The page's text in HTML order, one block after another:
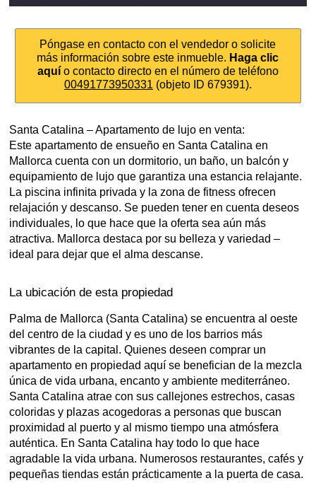
Póngase en contacto con el vendedor o solicite
más información sobre este inmueble. Haga clic
aquío contacto directo en el número de teléfono
00491773950331 (objeto ID 679391).
Santa Catalina – Apartamento de lujo en venta:
Este apartamento de ensueño en Santa Catalina en
Mallorca cuenta con un dormitorio, un baño, un balcón y
equipamiento de lujo que garantiza una estancia relajante.
La piscina infinita privada y la zona de fitness ofrecen
relajación y descanso. Se pueden tener en cuenta deseos
individuales, lo que hace que la oferta sea aún más
atractiva. Mallorca destaca por su belleza y variedad –
ideal para dejar que el alma descanse.
La ubicación de esta propiedad
Palma de Mallorca (Santa Catalina) se encuentra al oeste
del centro de la ciudad y es uno de los barrios más
vibrantes de la capital. Quienes deseen comprar un
apartamento en propiedad aquí se benefician de la mezcla
única de vida urbana, encanto y ambiente mediterráneo.
Santa Catalina atrae con sus callejones estrechos, casas
coloridas y plazas acogedoras a personas que buscan
proximidad al puerto y al mismo tiempo una atmósfera
auténtica. En Santa Catalina hay todo lo que hace
agradable la vida urbana. Numerosos restaurantes, cafés y
pequeñas tiendas están prácticamente a la puerta de casa.